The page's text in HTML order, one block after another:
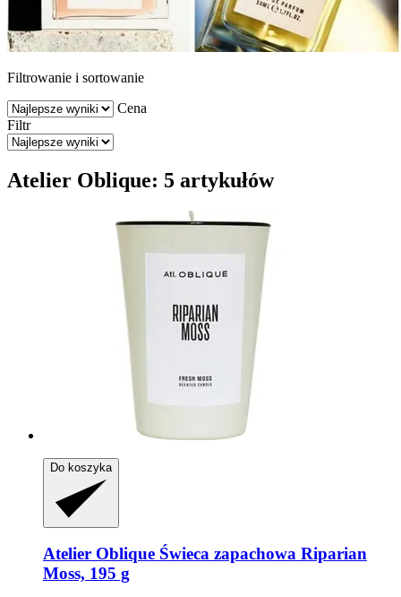
Filtrowanie i sortowanie
Cena
Filtr
Atelier Oblique: 5 artykułów
Do koszyka
Atelier Oblique Świeca zapachowa Riparian
Moss, 195 g